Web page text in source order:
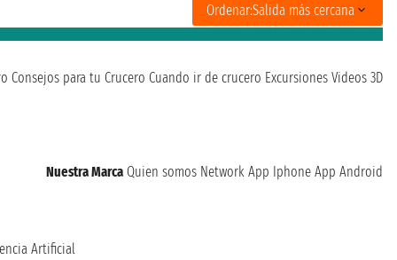
Ordenar:Salida más cercana
Consejos para tu Crucero Cuando ir de crucero Excursiones Videos 3D
Nuestra Marca Quien somos Network App Iphone App Android
Artificial